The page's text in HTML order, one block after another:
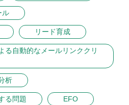
ル
リード育成
る自動的なメールリンククリ
析
る問題 EFO